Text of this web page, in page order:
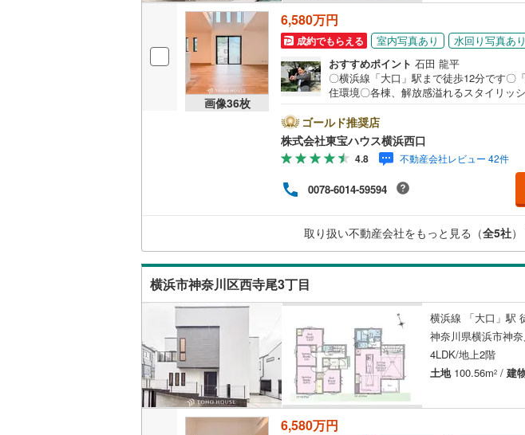
画像36枚
6,580万円
成約でもらえる 室内写真あり
水回り写真あり
おすすめポイント 石田 龍平
〇横浜線「大口」駅まで徒歩12分です〇
住環境〇各棟、解放感溢れるスタイリッ
yPayボーナスライトがもらえる「Yahoo
対象になります。「資料をもらう」「見
せください。※必ずYahoo！ JAPAN IDで
ナスライトは出金と譲渡はできません。
ーーーーーーーーーーーーーーーーー
率/年利 0.95％（変動金利）※上記金利は
適用金利は融資実行時のものとなりま
ゴールド推奨店
株式会社東宝ハウス横浜西口
4.8 不動産会社レビュー 42件
0078-6014-59594
取り扱い不動産会社をもっと見る（全5社）
横浜市神奈川区西寺尾3丁目
横浜線 「大口」
神奈川県横浜市神
4LDK/地上2階
土地100.56m2 / 建
6,580万円
小湊鐵道
上毛電気鉄道上毛線(180)
流鉄流山線(239)
京成本線(838)
京成金町線(139)
北総鉄道北総線(340)
東武伊勢崎線(1,861)
東武鬼怒川線(8)
東武東上線
西武池袋線(1,915)
西武新宿線(1,709
西武多摩川線(167)
西武山口線(40)
京王相模原線
浴室乾燥機あり
バルコニー、庭
ウッドデッキあり（0）
収納
ウォークインクローゼット
（15）
即入居可能（5）
オンライン対応
オンライン内見(相談)可（32 ）
オンライン対応とは？